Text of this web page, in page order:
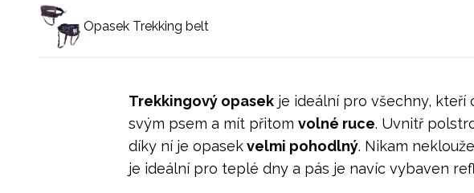
Opasek Trekking belt
Trekkingový opasek je ideální pro všechny,
svým psem a mít přitom volné ruce. Uvnitř
díky ní je opasekvelmi pohodlný. Nikam
je ideální pro teplé dny a pás je navíc vybaven